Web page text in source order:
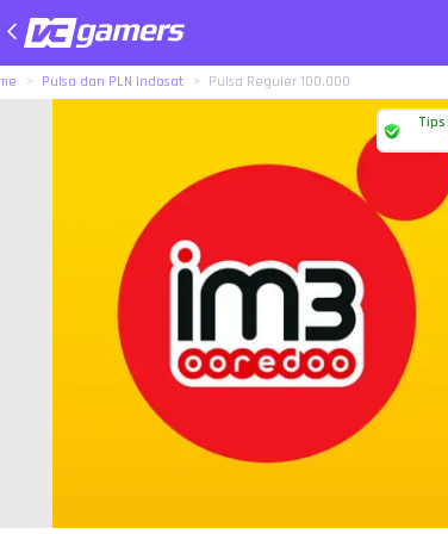
Pulsa dan PLN Indosat Pulsa Reguler 100.000